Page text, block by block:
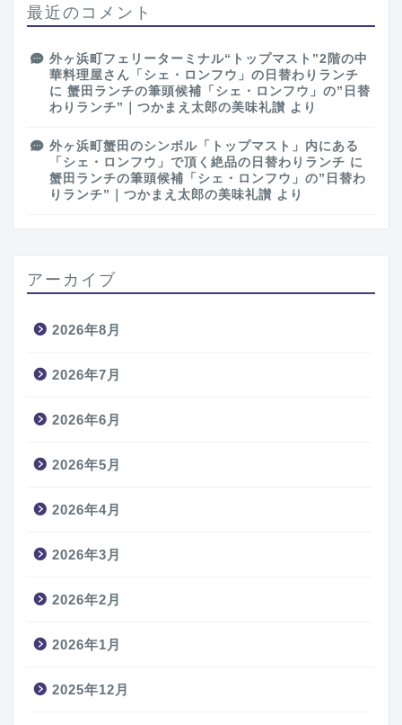
最近のコメント
外ヶ浜町フェリーターミナル“トップマスト”2階の中
華料理屋さん「シェ・ロンフウ」の日替わりランチ
に 蟹田ランチの筆頭候補「シェ・ロンフウ」の”日替
わりランチ”｜つかまえ太郎の美味礼讃 より
外ヶ浜町蟹田のシンボル「トップマスト」内にある
「シェ・ロンフウ」で頂く絶品の日替わりランチ に
蟹田ランチの筆頭候補「シェ・ロンフウ」の”日替わ
りランチ”｜つかまえ太郎の美味礼讃 より
アーカイブ
2026年8月
2026年7月
2026年6月
2026年5月
2026年4月
2026年3月
2026年2月
2026年1月
2025年12月